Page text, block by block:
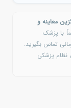
معاینه و
با پزشک
تماس بگیرید.
نظام پزشکی